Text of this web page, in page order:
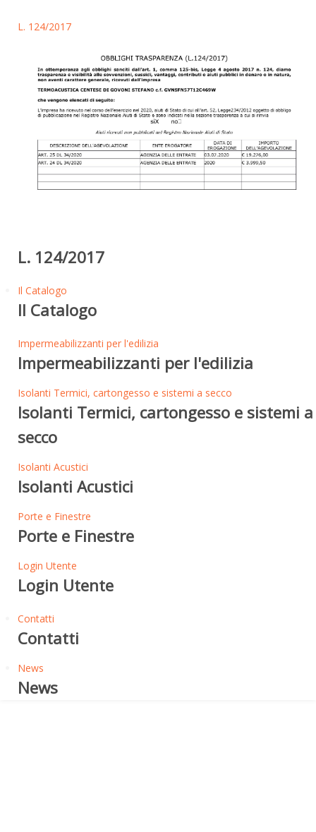
L. 124/2017
L. 124/2017
Il Catalogo
Il Catalogo
Impermeabilizzanti per l'edilizia
Impermeabilizzanti per l'edilizia
Isolanti Termici, cartongesso e sistemi a secco
Isolanti Termici, cartongesso e sistemi a
secco
Isolanti Acustici
Isolanti Acustici
Porte e Finestre
Porte e Finestre
Login Utente
Login Utente
Contatti
Contatti
News
News